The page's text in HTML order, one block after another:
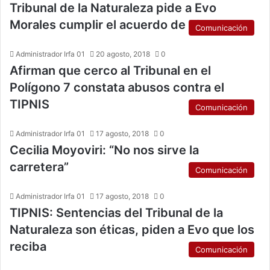
Tribunal de la Naturaleza pide a Evo
Morales cumplir el acuerdo de Tiquipaya
Comunicación
Administrador Irfa 01 20 agosto, 2018 0
Afirman que cerco al Tribunal en el
Polígono 7 constata abusos contra el
TIPNIS
Comunicación
Administrador Irfa 01 17 agosto, 2018 0
Cecilia Moyoviri: “No nos sirve la
carretera”
Comunicación
Administrador Irfa 01 17 agosto, 2018 0
TIPNIS: Sentencias del Tribunal de la
Naturaleza son éticas, piden a Evo que los
reciba
Comunicación